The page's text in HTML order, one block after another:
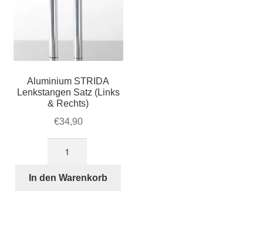
Aluminium STRIDA
Lenkstangen Satz (Links
& Rechts)
€34,90
Lenkstangen
In den Warenkorb